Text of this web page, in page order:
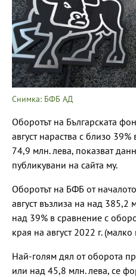
Снимка: БФБ АД
Оборотът на Българската
август нараства с близо
74,9 млн. лева, показват
публикувани на сайта му.
Оборотът на БФБ от
август възлиза на над 385,2
над 39% в сравнение с
края на август 2022 г.
Най-голям дял от оборота
или над 45,8 млн. лева, се